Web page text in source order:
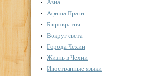
Авиа
Афиша Праги
Бюрократия
Вокруг света
Города Чехии
Жизнь в Чехии
Иностранные языки